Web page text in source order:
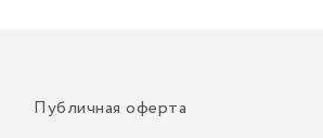
Публичная оферта